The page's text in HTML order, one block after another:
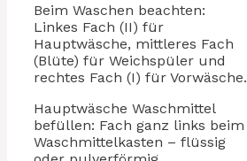
Beim Waschen beachten:
Linkes Fach (II) für
Hauptwäsche, mittleres Fach
(Blüte) für Weichspüler und
rechtes Fach (I) für Vorwäsche.
Hauptwäsche Waschmittel
befüllen: Fach ganz links beim
Waschmittelkasten – flüssig